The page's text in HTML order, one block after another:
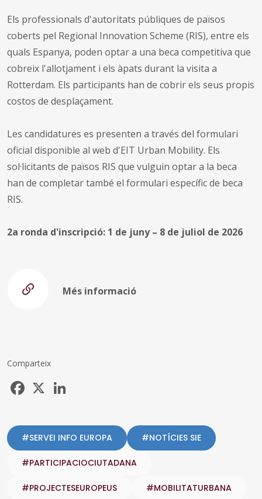
Els professionals d'autoritats públiques de països
coberts pel Regional Innovation Scheme (RIS), entre els
quals Espanya, poden optar a una beca competitiva que
cobreix l'allotjament i els àpats durant la visita a
Rotterdam. Els participants han de cobrir els seus propis
costos de desplaçament.
Les candidatures es presenten a través del formulari
oficial disponible al web d'EIT Urban Mobility. Els
sol·licitants de països RIS que vulguin optar a la beca
han de completar també el formulari específic de beca
RIS.
2a ronda d'inscripció: 1 de juny – 8 de juliol de 2026
Més informació
Comparteix
Facebook
#SERVEI INFO EUROPA #NOTÍCIES SIE
#PARTICIPACIOCIUTADANA
#PROJECTESEUROPEUS #MOBILITATURBANA